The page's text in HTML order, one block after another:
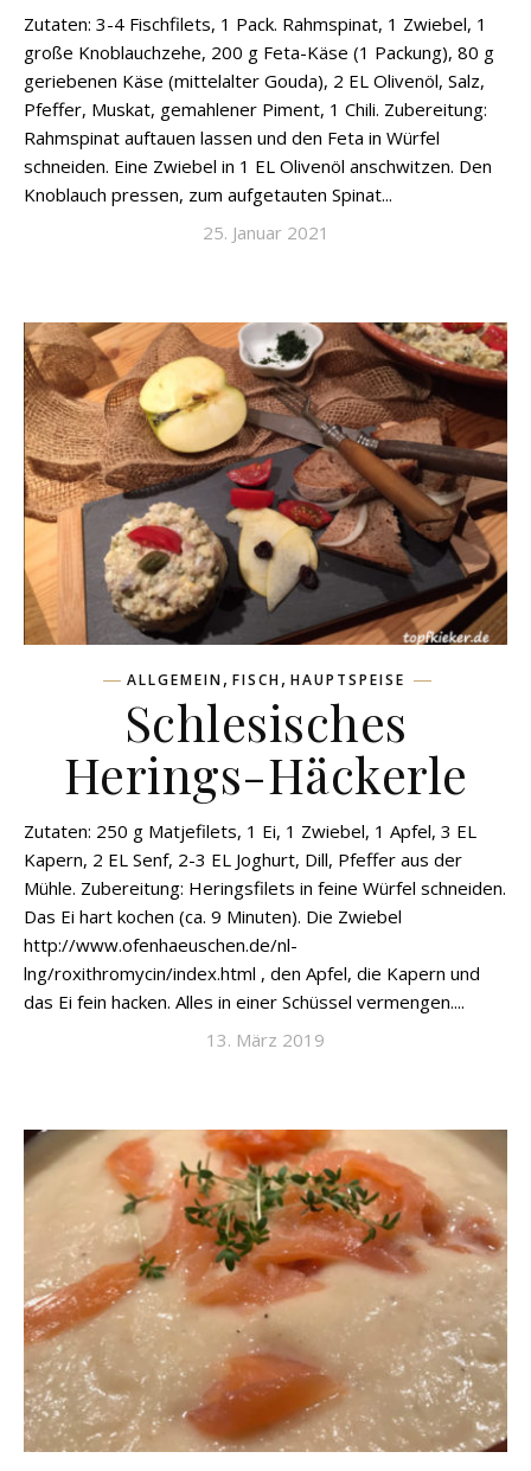
Zutaten: 3-4 Fischfilets, 1 Pack. Rahmspinat, 1 Zwiebel, 1
große Knoblauchzehe, 200 g Feta-Käse (1 Packung), 80 g
geriebenen Käse (mittelalter Gouda), 2 EL Olivenöl, Salz,
Pfeffer, Muskat, gemahlener Piment, 1 Chili. Zubereitung:
Rahmspinat auftauen lassen und den Feta in Würfel
schneiden. Eine Zwiebel in 1 EL Olivenöl anschwitzen. Den
Knoblauch pressen, zum aufgetauten Spinat...
25. Januar 2021
ALLGEMEIN, FISCH, HAUPTSPEISE
Schlesisches
Herings-Häckerle
Zutaten: 250 g Matjefilets, 1 Ei, 1 Zwiebel, 1 Apfel, 3 EL
Kapern, 2 EL Senf, 2-3 EL Joghurt, Dill, Pfeffer aus der
Mühle. Zubereitung: Heringsfilets in feine Würfel schneiden.
Das Ei hart kochen (ca. 9 Minuten). Die Zwiebel
http://www.ofenhaeuschen.de/nl-
lng/roxithromycin/index.html , den Apfel, die Kapern und
das Ei fein hacken. Alles in einer Schüssel vermengen....
13. März 2019